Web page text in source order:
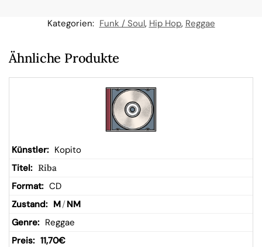
n
W
kor
b
Kategorien: Funk / Soul, Hip Hop, Reggae
Ähnliche Produkte
Kopito
Riba
CD
M/ NM
Reggae
11,70€